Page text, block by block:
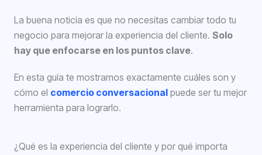
La buena noticia es que no necesitas cambiar todo tu
negocio para mejorar la experiencia del cliente. Solo
hay que enfocarse en los puntos clave.
En esta guía te mostramos exactamente cuáles son y
cómo el comercio conversacional puede ser tu mejor
herramienta para lograrlo.
¿Qué es la experiencia del cliente y por qué importa